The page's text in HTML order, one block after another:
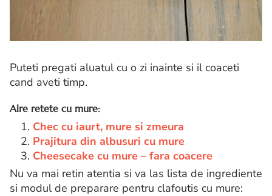
Puteti pregati aluatul cu o zi inainte si il coaceti
cand aveti timp.
Alre retete cu mure:
1. Chec cu iaurt, mure si zmeura
2. Prajitura din albusuri cu mure
3. Cheesecake cu mure – fara coacere
Nu va mai retin atentia si va las lista de ingrediente
si modul de preparare pentru clafoutis cu mure: